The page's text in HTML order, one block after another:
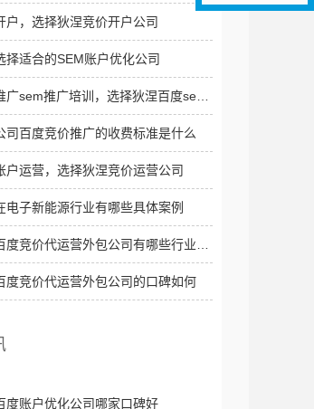
户，选择狄涅竞价开户公司
择适合的SEM账户优化公司
广sem推广培训，选择狄涅百度sem
司百度竞价推广的收费标准是什么
户运营，选择狄涅竞价运营公司
电子新能源行业有哪些具体案例
度竞价代运营外包公司有哪些行业客
度竞价代运营外包公司的口碑如何
度账户优化公司哪家口碑好